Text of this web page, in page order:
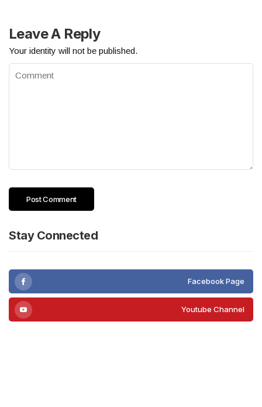
Leave A Reply
Your identity will not be published.
Stay Connected
Facebook Page
Youtube Channel